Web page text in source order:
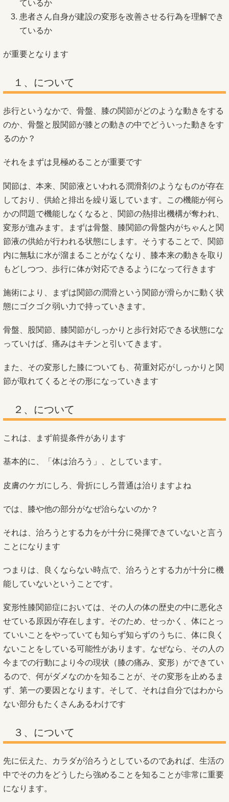
ているか
患者さん自身が建設の変形を改善させる行為を理解でき
ているか
が重要となります
１、について
歩行というなかで、骨盤、膝の関節がどのような動きをする
のか、骨盤と股関節が膝との動きの中でどういった動きをす
るのか？
それをまずは見極めることが重要です
関節は、本来、関節液といわれる潤滑剤のようなものが存在
しており、供給と排出を繰り返しています。この機能が何ら
かの問題で機能しなくなると、関節の熱排出機構が奪われ、
変形が進みます。まずは骨盤、膝関節の骨盤内がちゃんと関
節液の供給が行われる状態にします。そうすることで、関節
内に無駄に水が溜まることがなくなり、膝本来の動きを取り
もどしつつ、歩行に体が対応できるようになって行きます
施術により、まずは関節の潤滑という関節が滑らかに動く状
態にゴクゴク弱い力で持っていきます。
骨盤、股関節、膝関節がしっかりと歩行対応できる状態にな
っていけば、痛みはキチンと引いてきます。
また、その変形した膝についても、荷重対応がしっかりと関
節が取れてくるとその形になっていきます
２、について
これは、まず前提条件があります
基本的に、「体は治ろう」、としています。
皮膚のケガにしろ、骨折にしろ普通は治りますよね
では、膝や他の部分がなぜ治らないのか？
それは、治ろうとする力をが十分に発揮できていないと言う
ことになります
つまりは、良くならない時点で、治ろうとする力が十分に機
能していないということです。
変形性膝関節症においては、その人の体の歴史の中に悪化さ
せている原因が存在します。そのため、せっかく、体にとっ
ていいことをやっていても知らず知らずのうちに、体に良く
ないことをしている可能性があります。なぜなら、その人の
今までの行動により今の現状（膝の痛み、変形）ができてい
るので、何がダメなのかを知ることが、その変形を止めるま
ず、第一の要因となります。そして、それは自分ではわから
ない部分もたくさんあるわけです
３、について
先に伝えた、カラダが治ろうとしているのであれば、生活の
中でその力をどうしたら強めることを知ることが非常に重要
になります。